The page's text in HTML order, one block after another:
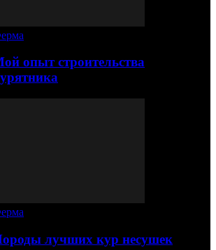
опыт строительства
лучших кур несушек